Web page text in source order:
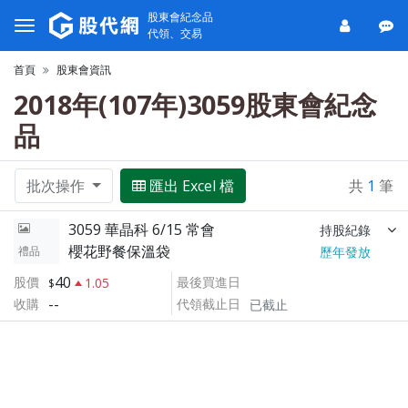
股東會紀念品
代領、交易
首頁 股東會資訊
2018年(107年)3059股東會紀念
品
批次操作 匯出 Excel 檔 共 1 筆
禮品
3059 華晶科 6/15 常會 持股紀錄
櫻花野餐保溫袋
歷年發放
股價
40
1.05
收購 --
最後買進日
代領截止日
已截止